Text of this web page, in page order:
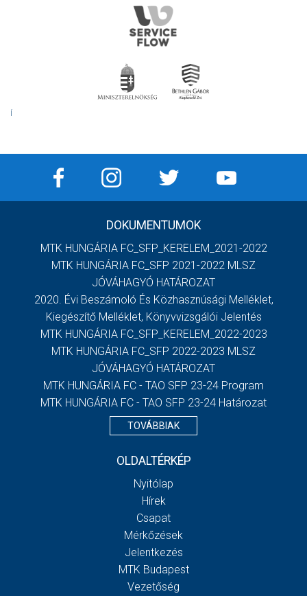
DOKUMENTUMOK
MTK HUNGÁRIA FC_SFP_KERELEM_2021-2022
MTK HUNGÁRIA FC_SFP 2021-2022 MLSZ
JÓVÁHAGYÓ HATÁROZAT
2020. Évi Beszámoló És Közhasznúsági Melléklet,
Kiegészítő Melléklet, Könyvvizsgálói Jelentés
MTK HUNGÁRIA FC_SFP_KERELEM_2022-2023
MTK HUNGÁRIA FC_SFP 2022-2023 MLSZ
JÓVÁHAGYÓ HATÁROZAT
MTK HUNGÁRIA FC - TAO SFP 23-24 Program
MTK HUNGÁRIA FC - TAO SFP 23-24 Határozat
TOVÁBBIAK
OLDALTÉRKÉP
Nyitólap
Hírek
Csapat
Mérkőzések
Jelentkezés
MTK Budapest
Vezetőség